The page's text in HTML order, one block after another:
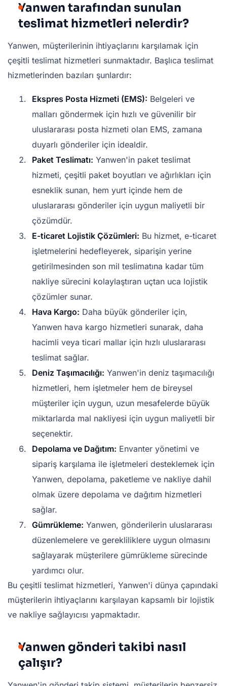
Yanwen tarafından sunulan
teslimat hizmetleri nelerdir?
Yanwen, müşterilerinin ihtiyaçlarını karşılamak için
çeşitli teslimat hizmetleri sunmaktadır. Başlıca teslimat
hizmetlerinden bazıları şunlardır:
Ekspres Posta Hizmeti (EMS): Belgeleri ve
malları göndermek için hızlı ve güvenilir bir
uluslararası posta hizmeti olan EMS, zamana
duyarlı gönderiler için idealdir.
Paket Teslimatı: Yanwen'in paket teslimat
hizmeti, çeşitli paket boyutları ve ağırlıkları için
esneklik sunan, hem yurt içinde hem de
uluslararası gönderiler için uygun maliyetli bir
çözümdür.
E-ticaret Lojistik Çözümleri: Bu hizmet, e-ticaret
işletmelerini hedefleyerek, siparişin yerine
getirilmesinden son mil teslimatına kadar tüm
nakliye sürecini kolaylaştıran uçtan uca lojistik
çözümler sunar.
Hava Kargo: Daha büyük gönderiler için,
Yanwen hava kargo hizmetleri sunarak, daha
hacimli veya ticari mallar için hızlı uluslararası
teslimat sağlar.
Deniz Taşımacılığı: Yanwen'in deniz taşımacılığı
hizmetleri, hem işletmeler hem de bireysel
müşteriler için uygun, uzun mesafelerde büyük
miktarlarda mal nakliyesi için uygun maliyetli bir
seçenektir.
Depolama ve Dağıtım: Envanter yönetimi ve
sipariş karşılama ile işletmeleri desteklemek için
Yanwen, depolama, paketleme ve nakliye dahil
olmak üzere depolama ve dağıtım hizmetleri
sağlar.
Gümrükleme: Yanwen, gönderilerin uluslararası
düzenlemelere ve gerekliliklere uygun olmasını
sağlayarak müşterilere gümrükleme sürecinde
yardımcı olur.
Bu çeşitli teslimat hizmetleri, Yanwen'i dünya çapındaki
müşterilerin ihtiyaçlarını karşılayan kapsamlı bir lojistik
ve nakliye sağlayıcısı yapmaktadır.
Yanwen gönderi takibi nasıl
çalışır?